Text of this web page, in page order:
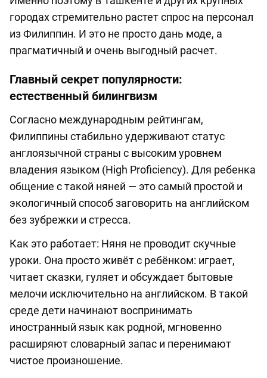
городах стремительно растет спрос на персонал
из Филиппин. И это не просто дань моде, а
прагматичный и очень выгодный расчет.
Главный секрет популярности:
естественный билингвизм
Согласно международным рейтингам,
Филиппины стабильно удерживают статус
англоязычной страны с высоким уровнем
владения языком (High Proficiency). Для ребенка
общение с такой няней — это самый простой и
экологичный способ заговорить на английском
без зубрежки и стресса.
Как это работает: Няня не проводит скучные
уроки. Она просто живёт с ребёнком: играет,
читает сказки, гуляет и обсуждает бытовые
мелочи исключительно на английском. В такой
среде дети начинают воспринимать
иностранный язык как родной, мгновенно
расширяют словарный запас и перенимают
чистое произношение.